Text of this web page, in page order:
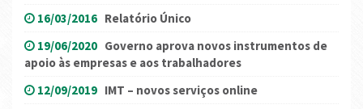
16/03/2016 Relatório Único
19/06/2020 Governo aprova novos instrumentos de
apoio às empresas e aos trabalhadores
12/09/2019 IMT – novos serviços online